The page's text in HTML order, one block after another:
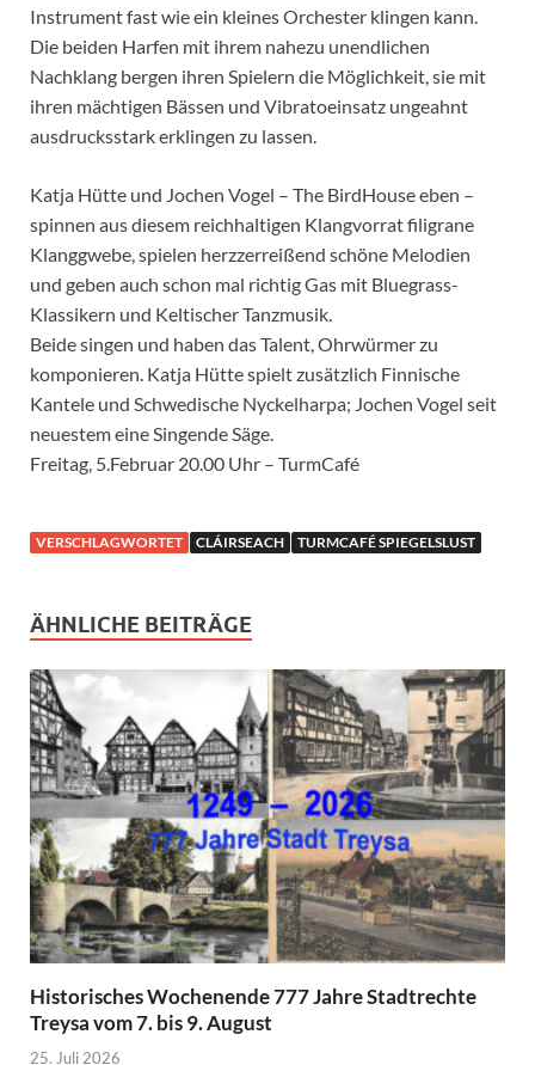
Instrument fast wie ein kleines Orchester klingen kann.
Die beiden Harfen mit ihrem nahezu unendlichen
Nachklang bergen ihren Spielern die Möglichkeit, sie mit
ihren mächtigen Bässen und Vibratoeinsatz ungeahnt
ausdrucksstark erklingen zu lassen.
Katja Hütte und Jochen Vogel – The BirdHouse eben –
spinnen aus diesem reichhaltigen Klangvorrat filigrane
Klanggwebe, spielen herzzerreißend schöne Melodien
und geben auch schon mal richtig Gas mit Bluegrass-
Klassikern und Keltischer Tanzmusik.
Beide singen und haben das Talent, Ohrwürmer zu
komponieren. Katja Hütte spielt zusätzlich Finnische
Kantele und Schwedische Nyckelharpa; Jochen Vogel seit
neuestem eine Singende Säge.
Freitag, 5.Februar 20.00 Uhr – TurmCafé
VERSCHLAGWORTET CLÁIRSEACH TURMCAFÉ SPIEGELSLUST
ÄHNLICHE BEITRÄGE
Historisches Wochenende 777 Jahre Stadtrechte
Treysa vom 7. bis 9. August
25. Juli 2026